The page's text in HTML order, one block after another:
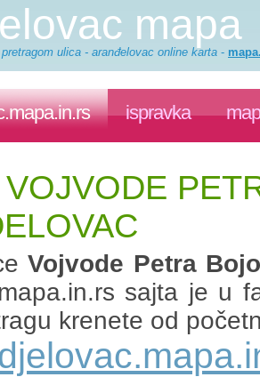
mapa
ulica - aranđelovac online karta -
ispravka
Vojvode Petra
sajta je u
krenete od